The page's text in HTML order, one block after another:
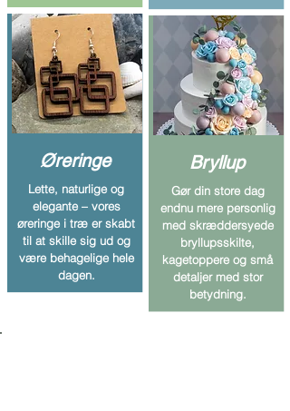
Øreringe
Lette, naturlige og
elegante – vores
øreringe i træ er skabt
til at skille sig ud og
være behagelige hele
dagen.
Bryllup
Gør din store dag
endnu mere personlig
med skræddersyede
bryllupsskilte,
kagetoppere og små
detaljer med stor
betydning.